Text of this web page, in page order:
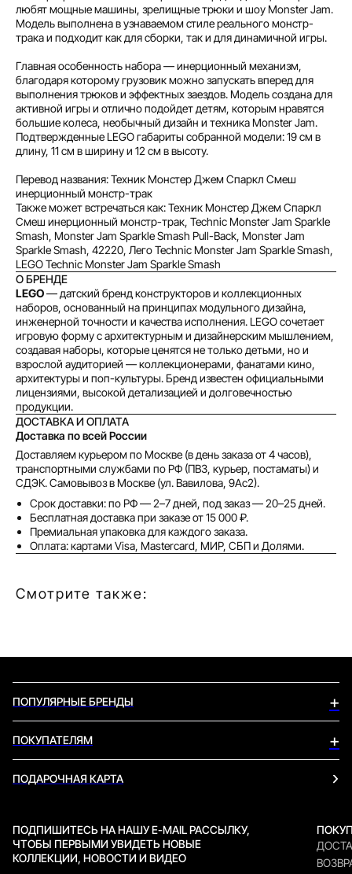
любят мощные машины, зрелищные трюки и шоу Monster Jam.
Модель выполнена в узнаваемом стиле реального монстр-
трака и подходит как для сборки, так и для динамичной игры.
Главная особенность набора — инерционный механизм,
благодаря которому грузовик можно запускать вперед для
выполнения трюков и эффектных заездов. Модель создана для
активной игры и отлично подойдет детям, которым нравятся
большие колеса, необычный дизайн и техника Monster Jam.
Подтвержденные LEGO габариты собранной модели: 19 см в
длину, 11 см в ширину и 12 см в высоту.
Перевод названия: Техник Монстер Джем Спаркл Смеш
инерционный монстр-трак
Также может встречаться как: Техник Монстер Джем Спаркл
Смеш инерционный монстр-трак, Technic Monster Jam Sparkle
Smash, Monster Jam Sparkle Smash Pull-Back, Monster Jam
Sparkle Smash, 42220, Лего Technic Monster Jam Sparkle Smash,
LEGO Technic Monster Jam Sparkle Smash
О БРЕНДЕ
LEGO— датский бренд конструкторов и коллекционных
наборов, основанный на принципах модульного дизайна,
инженерной точности и качества исполнения. LEGO сочетает
игровую форму с архитектурным и дизайнерским мышлением,
создавая наборы, которые ценятся не только детьми, но и
взрослой аудиторией — коллекционерами, фанатами кино,
архитектуры и поп-культуры. Бренд известен официальными
лицензиями, высокой детализацией и долговечностью
продукции.
ДОСТАВКА И ОПЛАТА
Доставка по всей России
Доставляем курьером по Москве (в день заказа от 4 часов),
транспортными службами по РФ (ПВЗ, курьер, постаматы) и
СДЭК. Самовывоз в Москве (ул. Вавилова, 9Ас2).
Срок доставки: по РФ — 2–7 дней, под заказ — 20–25 дней.
Бесплатная доставка при заказе от 15 000 ₽.
Премиальная упаковка для каждого заказа.
Оплата: картами Visa, Mastercard, МИР, СБП и Долями.
Смотрите также:
ПОПУЛЯРНЫЕ БРЕНДЫ +
LEGO
KAWS
ПОКУПАТЕЛЯМ +
ДОСТАВКА И ОПЛАТА
ВОЗВРАТ И ОБМЕН
БОНУСНАЯ ПРОГРАММА
ДОГОВОР ОФЕРТА
ПОДАРОЧНАЯ КАРТА
ПОДПИШИТЕСЬ НА НАШУ E-MAIL РАССЫЛКУ,
ЧТОБЫ ПЕРВЫМИ УВИДЕТЬ НОВЫЕ
КОЛЛЕКЦИИ, НОВОСТИ И ВИДЕО
Без комиссий и переплат
Как обычная оплата картой
Понятно